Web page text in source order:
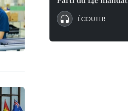
ÉCOUTER